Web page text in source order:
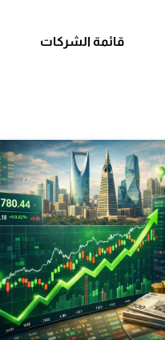
قائمة الشركاتللفوركس تعلم التداول